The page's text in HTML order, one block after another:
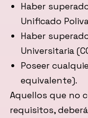
Haber
Unificado
Haber
Universitaria
Poseer
equivalente).
Aquellos que no
requisitos,